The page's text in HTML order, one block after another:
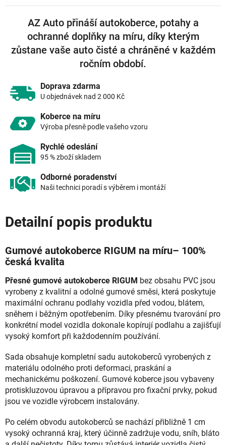
AZ Auto přináší autokoberce, potahy a
ochranné doplňky na míru, díky kterým
zůstane vaše auto čisté a chráněné v každém
ročním období.
Doprava zdarma
U objednávek nad 2 000 Kč
Koberce na míru
Výroba přesně podle vašeho vzoru
Rychlé odeslání
95 % zboží skladem
Odborné poradenství
Naši technici poradí s výběrem i montáží
Detailní popis produktu
Gumové autokoberce RIGUM na míru– 100%
česká kvalita
Přesné gumové autokoberce RIGUM bez obsahu PVC jsou
vyrobeny z kvalitní a odolné gumové směsi, která poskytuje
maximální ochranu podlahy vozidla před vodou, blátem,
sněhem i běžným opotřebením. Díky přesnému tvarování pro
konkrétní model vozidla dokonale kopírují podlahu a zajišťují
vysoký komfort při každodenním používání.
Sada obsahuje kompletní sadu autokoberců vyrobených z
materiálu odolného proti deformaci, praskání a
mechanickému poškození. Gumové koberce jsou vybaveny
protiskluzovou úpravou a přípravou pro fixační prvky, pokud
jsou ve vozidle výrobcem instalovány.
Po celém obvodu autokoberců se nachází přibližně 1 cm
vysoký ochranná kraj, který účinně zadržuje vodu, sníh, bláto